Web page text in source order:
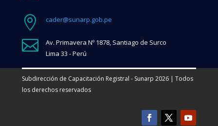
 cader@sunarp.gob.pe

Av. Primavera Nº 1878, Santiago de Surco
Lima 33 - Perú
Subdirección de Capacitación Registral - Sunarp 2026 | Todos
los derechos reservados